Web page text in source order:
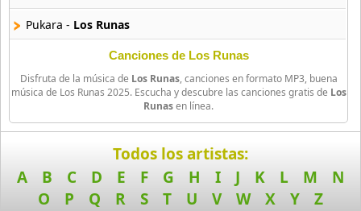
Ande Sur
10 músicas online
Angel Damazo
22 músicas online
Anita Santivanez
47 músicas online
Antonieta Antezana
8 músicas online
Pukara - Los Runas
Canciones de Los Runas
Disfruta de la música de Los Runas, canciones en formato MP3, buena
música de Los Runas 2025. Escucha y descubre las canciones gratis de Los
Runasen línea.
Todos los artistas:
A
B C D E F G H I J K L M
N
O
P Q R S T U V W X Y Z